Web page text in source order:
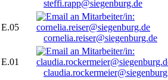
steffi.rapp@siegenburg.de
E.05
cornelia.reiser@siegenburg.de
E.01